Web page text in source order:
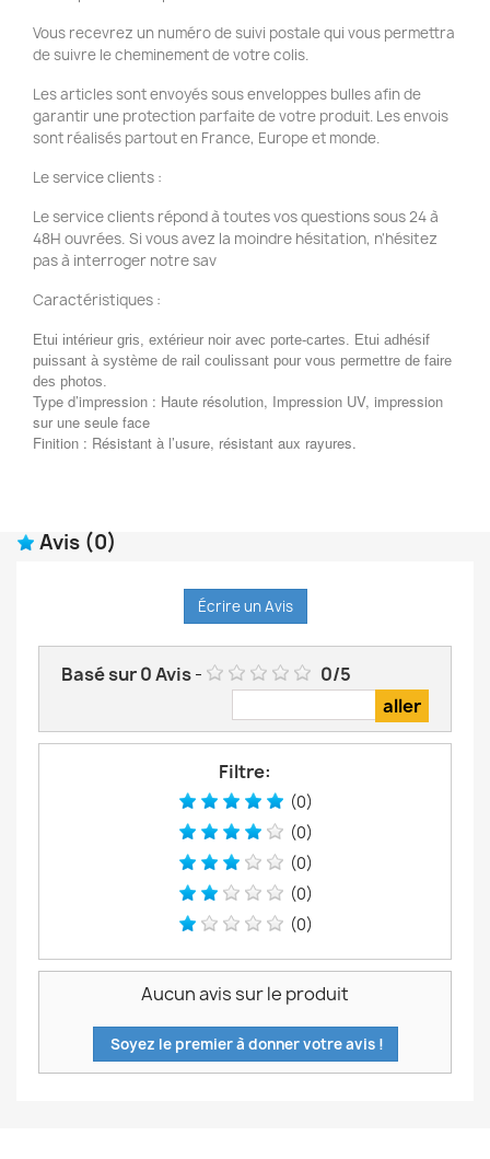
Vous recevrez un numéro de suivi postale qui vous permettra
de suivre le cheminement de votre colis.
Les articles sont envoyés sous enveloppes bulles afin de
garantir une protection parfaite de votre produit. Les envois
sont réalisés partout en France, Europe et monde.
Le service clients :
Le service clients répond à toutes vos questions sous 24 à
48H ouvrées. Si vous avez la moindre hésitation, n'hésitez
pas à interroger notre sav
Caractéristiques :
Etui intérieur gris, extérieur noir avec porte-cartes. Etui adhésif
puissant à système de rail coulissant pour vous permettre de faire
des photos.
Type d’impression : Haute résolution, Impression UV, impression
sur une seule face
Finition : Résistant à l’usure, résistant aux rayures.
Avis (0)
Écrire un Avis
Basé sur0Avis- 0/5
Filtre:
(0)
(0)
(0)
(0)
(0)
Aucun avis sur le produit
Soyez le premier à donner votre avis !